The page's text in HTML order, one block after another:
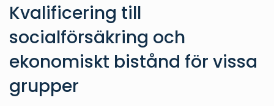
Kvalificering till
socialförsäkring och
ekonomiskt bistånd för vissa
grupper